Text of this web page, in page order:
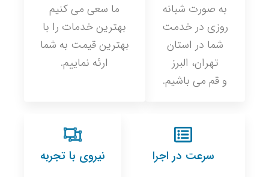
به صورت شبانه
روزی در خدمت
شما در استان
تهران، البرز
و قم می باشیم.
ما سعی می کنیم
بهترین خدمات را با
بهترین قیمت به شما
ارئه نماییم.
سرعت در اجرا نیروی با تجربه